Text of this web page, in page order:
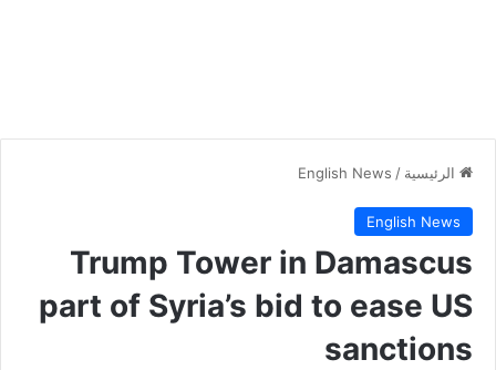
الرئيسية /
English News
English News
Trump Tower in Damascus
part of Syria’s bid to ease US
sanctions